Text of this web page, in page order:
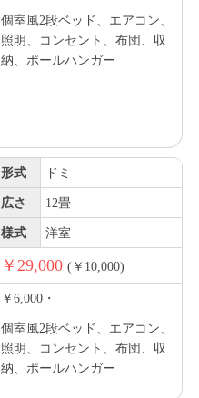
個室風2段ベッド、エアコン、
照明、コンセント、布団、収
納、ポールハンガー
形式 ドミ
広さ 12畳
様式 洋室
￥29,000 (￥10,000)
￥6,000・
個室風2段ベッド、エアコン、
照明、コンセント、布団、収
納、ポールハンガー